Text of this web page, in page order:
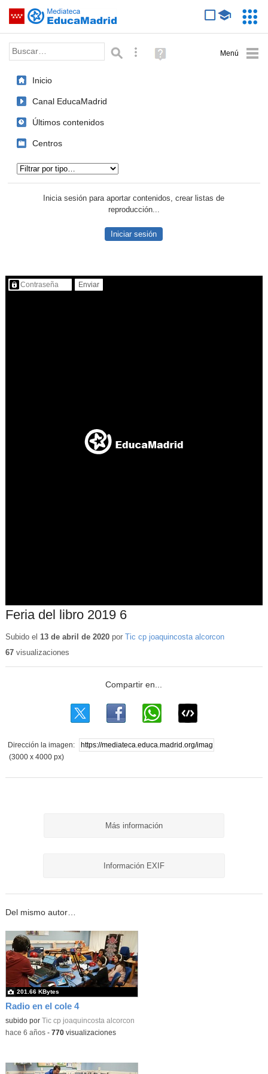
Saltar navegación
Palabra o frase: Búsqueda avanzada
Ayuda
(en
Inicio
Canal EducaMadrid
Últimos contenidos
Centros
Inicia sesión para aportar contenidos, crear listas de
reproducción...
Iniciar sesión
Contenido protegido…
Feria del libro 2019 6
Subido el 13 de abril de 2020por Tic cp joaquincosta alcorcon
67visualizaciones
Dirección la imagen:
(3000 x 4000 px)
Más información
Información EXIF
Del mismo autor…
Radio en el cole 4
subido por Tic cp joaquincosta alcorcon
201.66 KBytes
-hace 6 años- 770visualizaciones